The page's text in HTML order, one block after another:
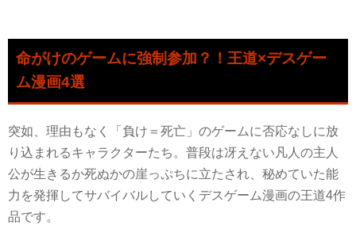
「THE NEW GATE」
「出会って5秒でバトル」
「異世界帰りの元勇者ですが、デスゲームに巻き込まれまし
た」
突如現れた殺人犯の正体は…？サイコホラー×デスゲーム
「無能なナナ」
命がけのゲームに強制参加？！王道×デスゲー
ム漫画4選
突如、理由もなく「負け＝死亡」のゲームに否応なしに放
り込まれるキャラクターたち。普段は冴えない凡人の主人
公が生きるか死ぬかの崖っぷちに立たされ、秘めていた能
力を発揮してサバイバルしていくデスゲーム漫画の王道4作
品です。